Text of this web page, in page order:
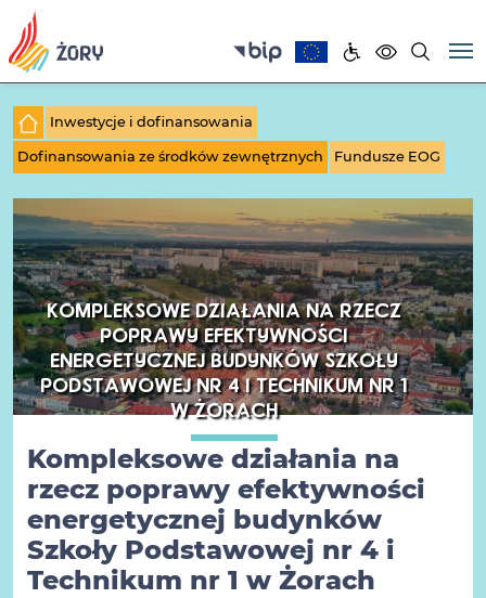
Inwestycje i dofinansowania
Dofinansowania ze środków zewnętrznych Fundusze EOG
KOMPLEKSOWE DZIAŁANIA NA RZECZ
POPRAWY EFEKTYWNOŚCI
ENERGETYCZNEJ BUDYNKÓW SZKOŁY
PODSTAWOWEJ NR 4 I TECHNIKUM NR 1
W ŻORACH
Kompleksowe działania na
rzecz poprawy efektywności
energetycznej budynków
Szkoły Podstawowej nr 4 i
Technikum nr 1 w Żorach